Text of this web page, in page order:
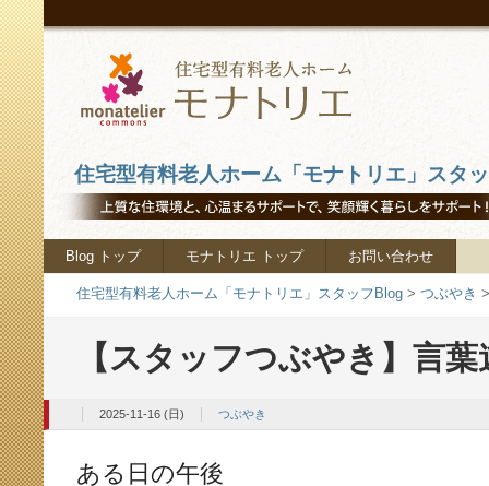
住宅型有料老人ホーム「モナトリエ」スタ
Blog トップ モナトリエ トップ お問い合わせ
住宅型有料老人ホーム「モナトリエ」スタッフBlog > つぶやき
【スタッフつぶやき】言葉
2025-11-16 (日) つぶやき
ある日の午後